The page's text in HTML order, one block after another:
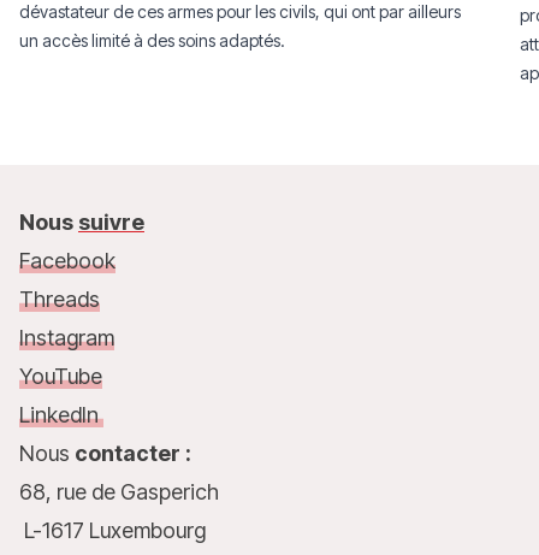
dévastateur de ces armes pour les civils, qui ont par ailleurs
un accès limité à des soins adaptés.
Nous suivre
Facebook
Threads
Instagram
YouTube
LinkedIn
Nous contacter :
68, rue de Gasperich
L-1617 Luxembourg